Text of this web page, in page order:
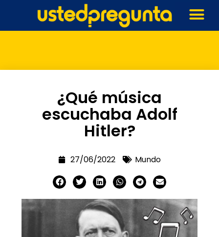
¿Qué música
escuchaba Adolf
Hitler?
27/06/2022 Mundo